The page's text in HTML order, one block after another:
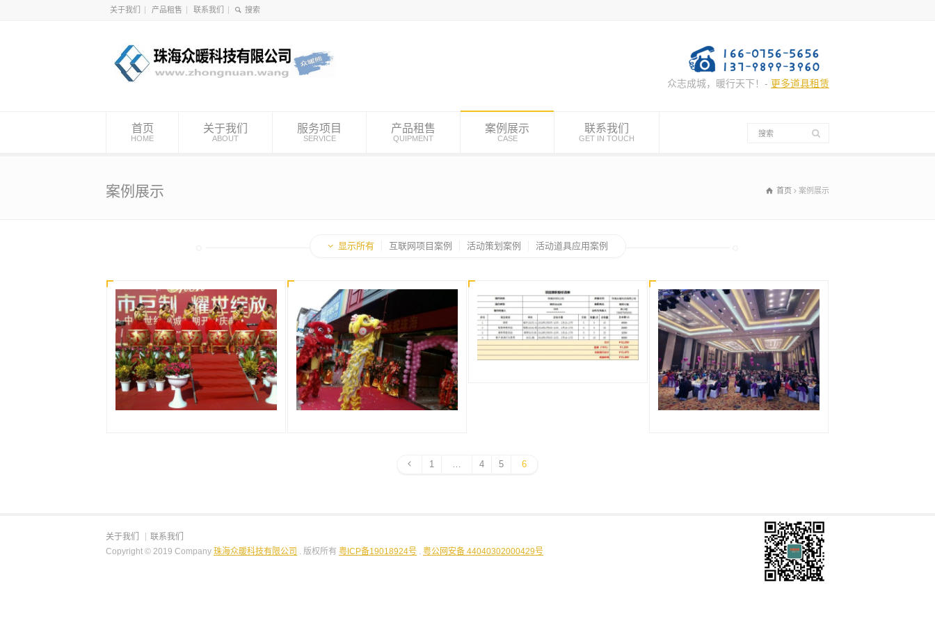
关于我们 产品租售 联系我们
众志成城，暖行天下！- 更多道具租赁
首页
HOME
关于我们
ABOUT
服务项目
SERVICE
产品租售
QUIPMENT
案例展示
CASE
联系我们
GET IN TOUCH
案例展示 首页 案例展示
显示所有 互联网项目案例 活动策划案例 活动道具应用案例
1 … 4 5 6
关于我们
联系我们
Copyright © 2019 Company 珠海众暖科技有限公司 . 版权所有 粤ICP备19018924号 . 粤公网安备 44040302000429号